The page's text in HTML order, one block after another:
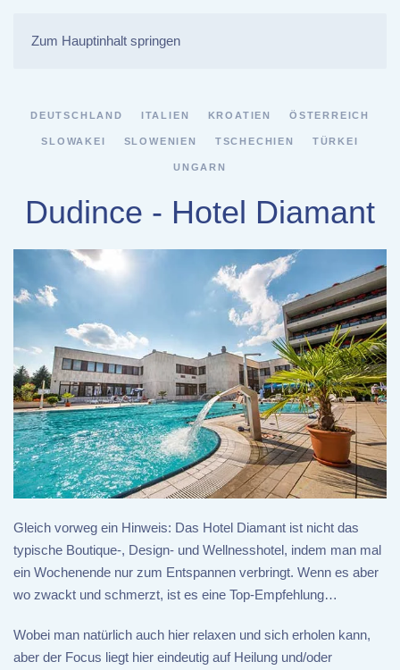
Zum Hauptinhalt springen
DEUTSCHLAND ITALIEN KROATIEN ÖSTERREICH
SLOWAKEI SLOWENIEN TSCHECHIEN TÜRKEI
UNGARN
Dudince - Hotel Diamant
Gleich vorweg ein Hinweis: Das Hotel Diamant ist nicht das
typische Boutique-, Design- und Wellnesshotel, indem man mal
ein Wochenende nur zum Entspannen verbringt. Wenn es aber
wo zwackt und schmerzt, ist es eine Top-Empfehlung…
Wobei man natürlich auch hier relaxen und sich erholen kann,
aber der Focus liegt hier eindeutig auf Heilung und/oder